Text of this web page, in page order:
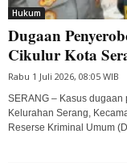
Hukum
Dugaan
Cikulur Kota
Rabu 1 Juli 2026, 08:05 WIB
SERANG – Kasus
Kelurahan Serang,
Reserse Kriminal Umum